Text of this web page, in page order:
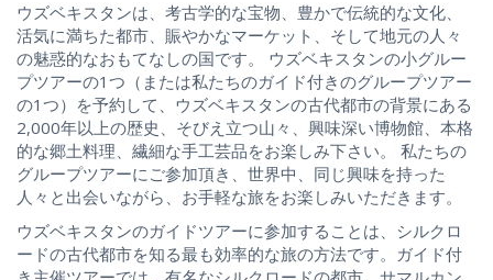
ウズベキスタンは、考古学的な宝物、豊かで伝統的な文化、
活気に満ちた都市、賑やかなマーケット、そして地元の人々
の魅惑的なおもてなしの国です。 ウズベキスタンの小グルー
プツアーの1つ（または私たちのガイド付きのグループツアー
の1つ）を予約して、ウズベキスタンの古代都市の背景にある
2,000年以上の歴史、そびえ立つ山々、興味深い博物館、本格
的な郷土料理、繊細な手工芸品をお楽しみ下さい。 私たちの
グループツアーにご参加頂き、世界中、同じ興味を持った
人々と出会いながら、お手軽な旅をお楽しみいただきます。
ウズベキスタンのガイドツアーに参加することは、シルクロ
ードの古代都市を知る最も効率的な旅の方法です。ガイド付